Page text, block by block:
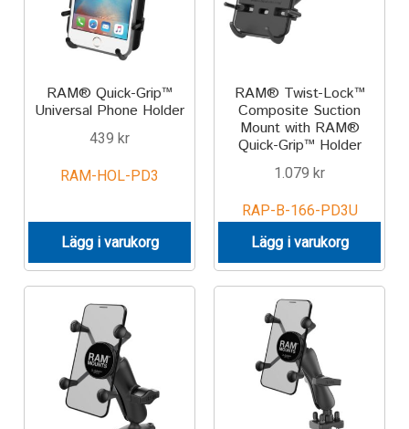
RAM® Quick-Grip™
Universal Phone Holder
439 kr
RAM-HOL-PD3
Lägg i varukorg
RAM® Twist-Lock™
Composite Suction
Mount with RAM®
Quick-Grip™ Holder
1.079 kr
RAP-B-166-PD3U
Lägg i varukorg